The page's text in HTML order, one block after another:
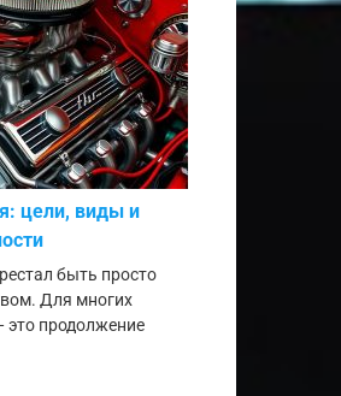
цели, виды и
быть просто
Для многих
продолжение